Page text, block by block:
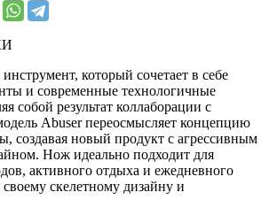
который сочетает в себе
и современные технологичные
собой результат коллаборации с
Abuser переосмысляет концепцию
создавая новый продукт с агрессивным
Нож идеально подходит для
активного отдыха и ежедневного
скелетному дизайну и